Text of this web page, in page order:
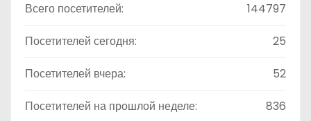
144797
Всего посетителей:
25
Посетителей сегодня:
52
Посетителей вчера:
836
Посетителей на прошлой неделе: